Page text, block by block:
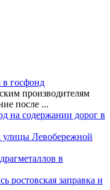
в госфонд
производителям
после ...
на содержании дорог в
улицы Левобережной
в
ростовская заправка и